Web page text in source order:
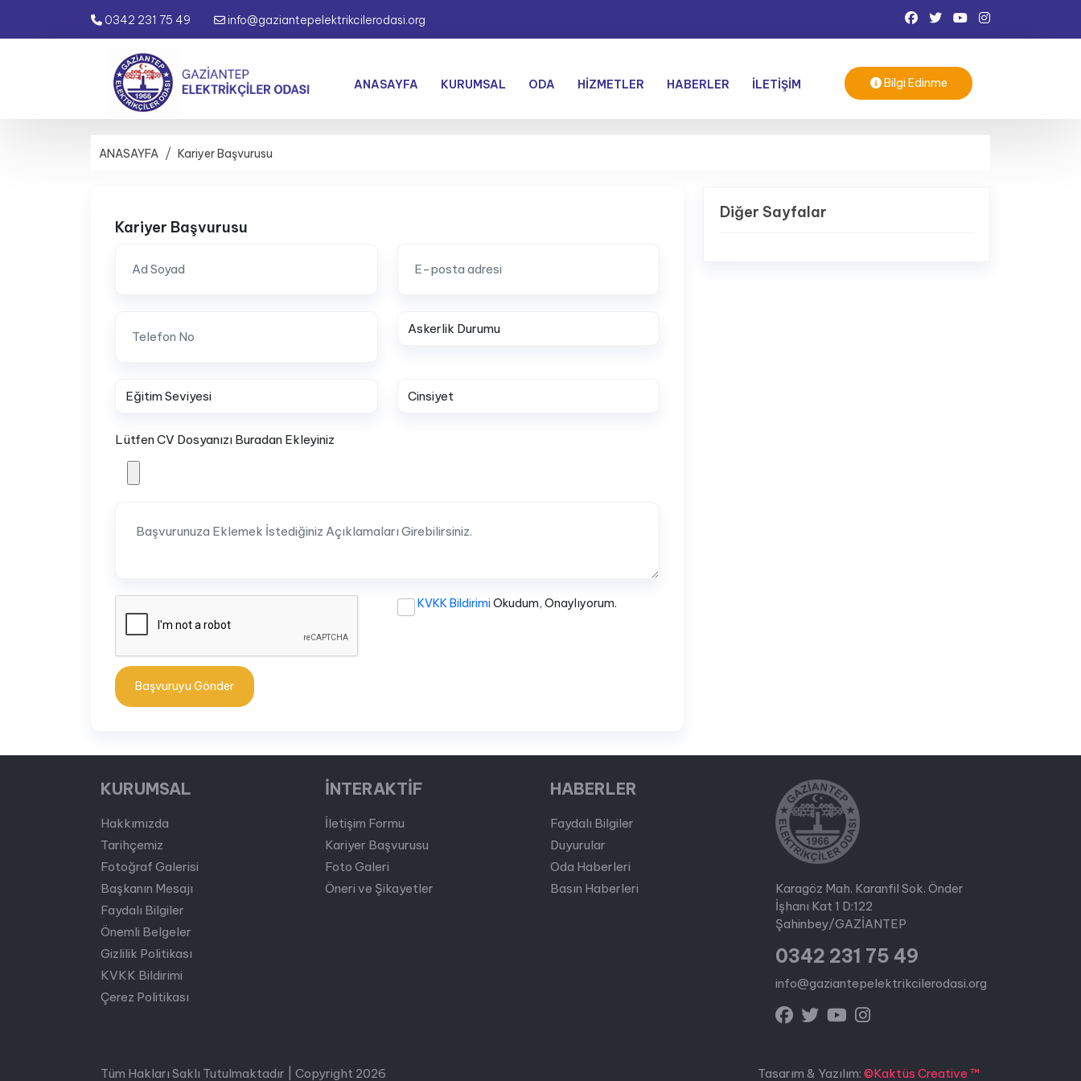
0342 231 75 49 info@gaziantepelektrikcilerodasi.org
ANASAYFA KURUMSAL ODA HIZMETLER HABERLER İLETIŞIM Bilgi Edinme
ANASAYFA Kariyer Başvurusu
Kariyer Başvurusu
Lütfen CV Dosyanızı Buradan Ekleyiniz
KVKK Bildirimi Okudum, Onaylıyorum.
Başvuruyu Gönder
Diğer Sayfalar
KURUMSAL
Hakkımızda
Tarihçemiz
Fotoğraf Galerisi
Başkanın Mesajı
Faydalı Bilgiler
Önemli Belgeler
Gizlilik Politikası
KVKK Bildirimi
Çerez Politikası
İNTERAKTİF
İletişim Formu
Kariyer Başvurusu
Foto Galeri
Öneri ve Şikayetler
HABERLER
Faydalı Bilgiler
Duyurular
Oda Haberleri
Basın Haberleri
Karagöz Mah. Karanfil Sok. Önder
İşhanı Kat 1 D:122
Şahinbey/GAZİANTEP
0342 231 75 49
info@gaziantepelektrikcilerodasi.org
Tüm Hakları Saklı Tutulmaktadır | Copyright 2026 Tasarım & Yazılım:©Kaktüs Creative ™